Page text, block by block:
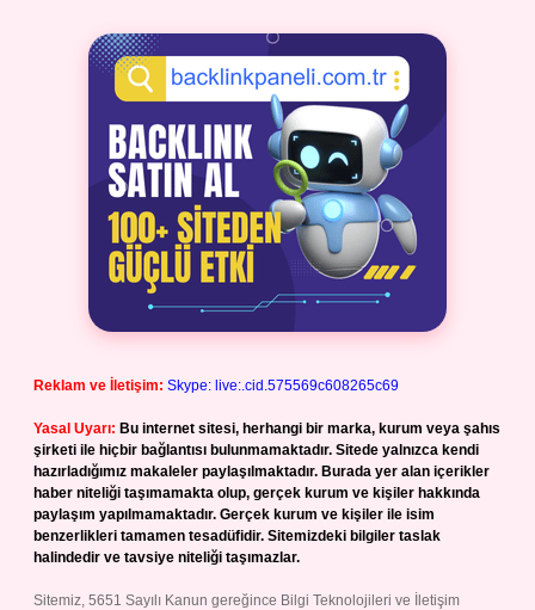
Reklam ve İletişim: Skype: live:.cid.575569c608265c69
Yasal Uyarı: Bu internet sitesi, herhangi bir marka, kurum veya şahıs
şirketi ile hiçbir bağlantısı bulunmamaktadır. Sitede yalnızca kendi
hazırladığımız makaleler paylaşılmaktadır. Burada yer alan içerikler
haber niteliği taşımamakta olup, gerçek kurum ve kişiler hakkında
paylaşım yapılmamaktadır. Gerçek kurum ve kişiler ile isim
benzerlikleri tamamen tesadüfidir. Sitemizdeki bilgiler taslak
halindedir ve tavsiye niteliği taşımazlar.
Sitemiz, 5651 Sayılı Kanun gereğince Bilgi Teknolojileri ve İletişim